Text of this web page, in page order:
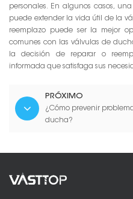
personales. En algunos casos,
puede extender la vida útil de la
reemplazo puede ser la mejor
comunes con las válvulas de
la decisión de reparar o
informada que satisfaga sus
PRÓXIMO
¿Cómo prevenir
ducha?